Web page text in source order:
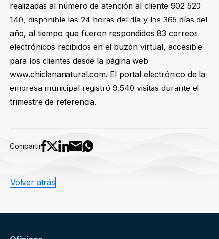
realizadas al número de atención al cliente 902 520
140, disponible las 24 horas del día y los 365 días del
año, al tiempo que fueron respondidos 83 correos
electrónicos recibidos en el buzón virtual, accesible
para los clientes desde la página web
www.chiclananatural.com. El portal electrónico de la
empresa municipal registró 9.540 visitas durante el
trimestre de referencia.
Compartir
Volver atrás